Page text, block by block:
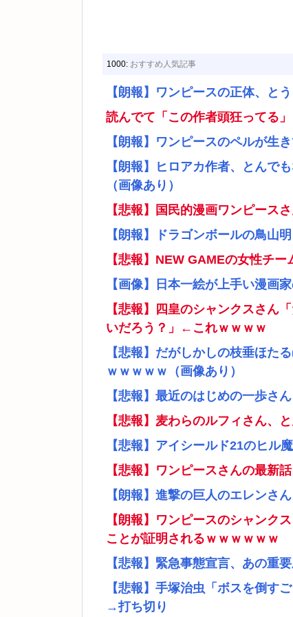
1000: おすすめ人気記事
【朗報】ワンピースの正体、と
読んでて「この作者頭狂ってる
【朗報】ワンピースのペルが生
【朗報】ヒロアカ作者、とんで
（画像あり）
【悲報】国民的漫画ワンピース
【朗報】ドラゴンボールの鳥山
【悲報】NEW GAMEの女性チ
【画像】日本一絵が上手い漫画
【悲報】四皇のシャンクスさん
いだろう？」←これｗｗｗｗ
【悲報】だがしかしの枝垂ほた
ｗｗｗｗｗ（画像あり）
【悲報】最近のはじめの一歩さ
【悲報】麦わらのルフィさん、
【悲報】アイシールド21のヒル
【悲報】ワンピースさんの最新
【朗報】進撃の巨人のエレンさ
【朗報】ワンピースのシャンク
ことが証明されるｗｗｗｗｗｗ
【悲報】緊急事態宣言、あの重
【悲報】手塚治虫「ボスを倒す
→打ち切り